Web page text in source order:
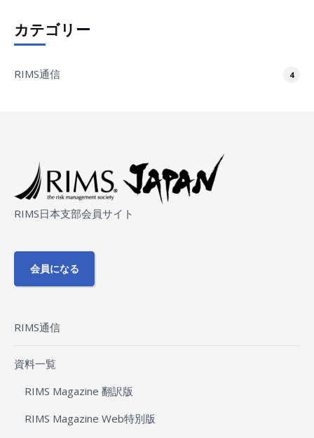
カテゴリー
RIMS通信 4
RIMS日本支部会員サイト
会員になる
RIMS通信
資料一覧
RIMS Magazine 翻訳版
RIMS Magazine Web特別版